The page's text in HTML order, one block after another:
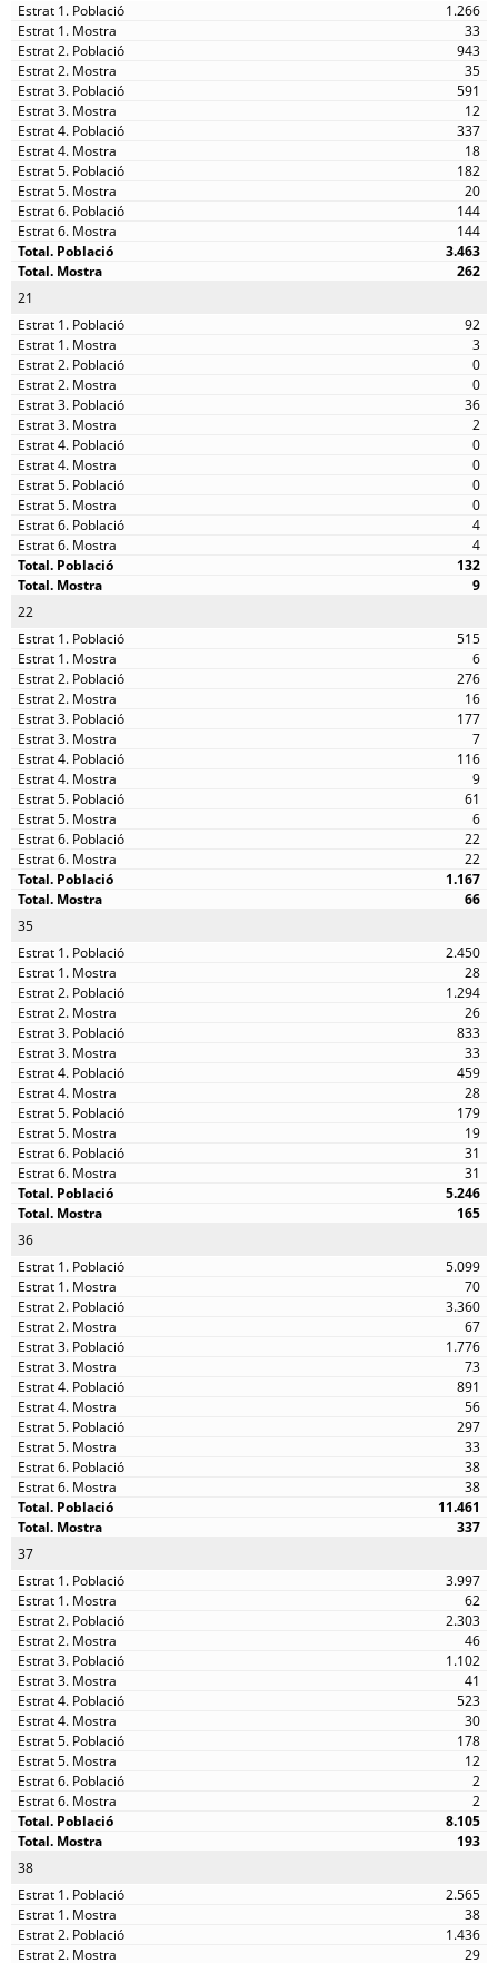
1.266
33
943
35
591
12
337
18
182
20
144
144
3.463
262
21
92
3
0
0
36
2
0
0
0
0
4
4
132
9
22
515
6
276
16
177
7
116
9
61
6
22
22
1.167
66
35
2.450
28
1.294
26
833
33
459
28
179
19
31
31
5.246
165
36
5.099
70
3.360
67
1.776
73
891
56
297
33
38
38
11.461
337
37
3.997
62
2.303
46
1.102
41
523
30
178
12
2
2
8.105
193
38
2.565
38
1.436
29